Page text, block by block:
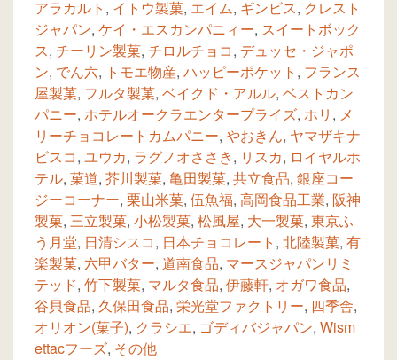
アラカルト , イトウ製菓, エイム, ギンビス, クレスト
ジャパン, ケイ・エスカンパニィー, スイートボック
ス, チーリン製菓, チロルチョコ, デュッセ・ジャポ
ン, でん六, トモエ物産, ハッピーポケット , フランス
屋製菓, フルタ製菓, ベイクド・アルル, ベストカン
パニー, ホテルオークラエンタープライズ, ホリ , メ
リーチョコレートカムパニー, やおきん, ヤマザキナ
ビスコ, ユウカ, ラグノオささき, リスカ, ロイヤルホ
テル, 菓道, 芥川製菓, 亀田製菓, 共立食品, 銀座コー
ジーコーナー, 栗山米菓, 伍魚福, 高岡食品工業, 阪神
製菓, 三立製菓, 小松製菓, 松風屋, 大一製菓, 東京ふ
う月堂, 日清シスコ, 日本チョコレート , 北陸製菓, 有
楽製菓, 六甲バター, 道南食品, マースジャパンリミ
テッド, 竹下製菓, マルタ食品, 伊藤軒, オガワ食品,
谷貝食品, 久保田食品, 栄光堂ファクトリー, 四季舎,
オリオン(菓子), クラシエ, ゴディバジャパン, Wism
ettacフーズ, その他